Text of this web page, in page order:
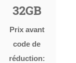
32GB
Prix avant
code de
réduction: